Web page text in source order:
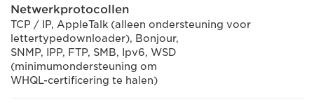
Netwerkprotocollen
TCP / IP, AppleTalk (alleen ondersteuning voor
lettertypedownloader), Bonjour,
SNMP, IPP, FTP, SMB, Ipv6, WSD
(minimumondersteuning om
WHQL-certificering te halen)